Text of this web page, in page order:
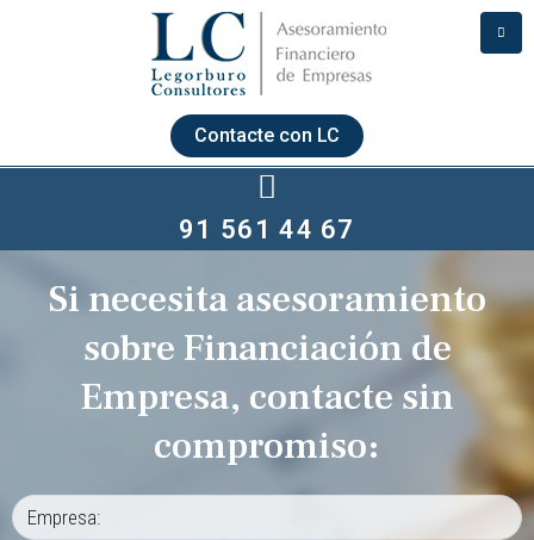
Contacte con LC
91 561 44 67
Si necesita asesoramiento
sobre Financiación de
Empresa, contacte sin
compromiso: